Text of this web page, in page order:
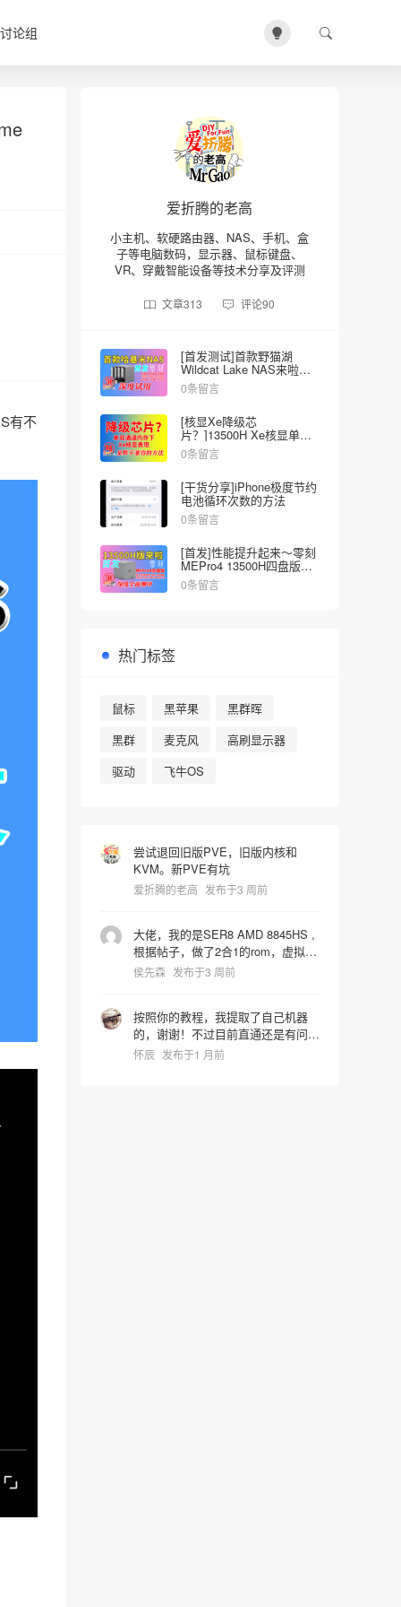
论组
有不
爱折腾的老高
小主机、软硬路由器、NAS、手机、盒
子等电脑数码，显示器、鼠标键盘、
VR、穿戴智能设备等技术分享及评测
文章313 评论90
[首发测试]首款野猫湖
Wildcat Lake NAS来啦～
零刻MEPro Core3-304四盘
位NAS
0条留言
[核显Xe降级芯
片？]13500H Xe核显单双
内存的差异
0条留言
[干货分享]iPhone极度节约
电池循环次数的方法
0条留言
[首发]性能提升起来～零刻
MEPro4 13500H四盘版
NAS深度全面测试
0条留言
热门标签
鼠标 黑苹果
黑群晖
黑群
麦克风
高刷显示器
驱动
飞牛OS
尝试退回旧版PVE，旧版内核和
KVM。新PVE有坑
爱折腾的老高 发布于3 周前
大佬，我的是SER8 AMD 8845HS ,
根据帖子，做了2合1的rom，虚拟机
启动识别镜像时屏幕就卡死了，宿主
0000:65:00.0,pcie=1,x-
vga=1,romfile=8845HS_vbios.rom
hostpci1: 0000:65:00.1 vga: none
侯先森 发布于3 周前
按照你的教程，我提取了自己机器
的，谢谢！不过目前直通还是有问
题，进系统后核显报43代码错误。
怀辰 发布于1 月前